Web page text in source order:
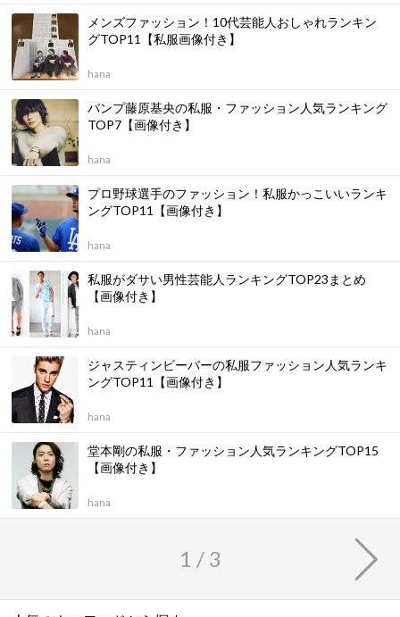
メンズファッション！10代芸能人おしゃれランキン
グTOP11【私服画像付き】
hana
バンプ藤原基央の私服・ファッション人気ランキング
TOP7【画像付き】
hana
プロ野球選手のファッション！私服かっこいいランキ
ングTOP11【画像付き】
hana
私服がダサい男性芸能人ランキングTOP23まとめ
【画像付き】
hana
ジャスティンビーバーの私服ファッション人気ランキ
ングTOP11【画像付き】
hana
堂本剛の私服・ファッション人気ランキングTOP15
【画像付き】
hana
1 / 3